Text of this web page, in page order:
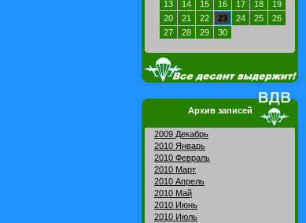
13
14 15 16 17 18
19
20
21 22 23 24 25
26
27
28 29 30
Архив записей
2009 Декабрь
2010 Январь
2010 Февраль
2010 Март
2010 Апрель
2010 Май
2010 Июнь
2010 Июль